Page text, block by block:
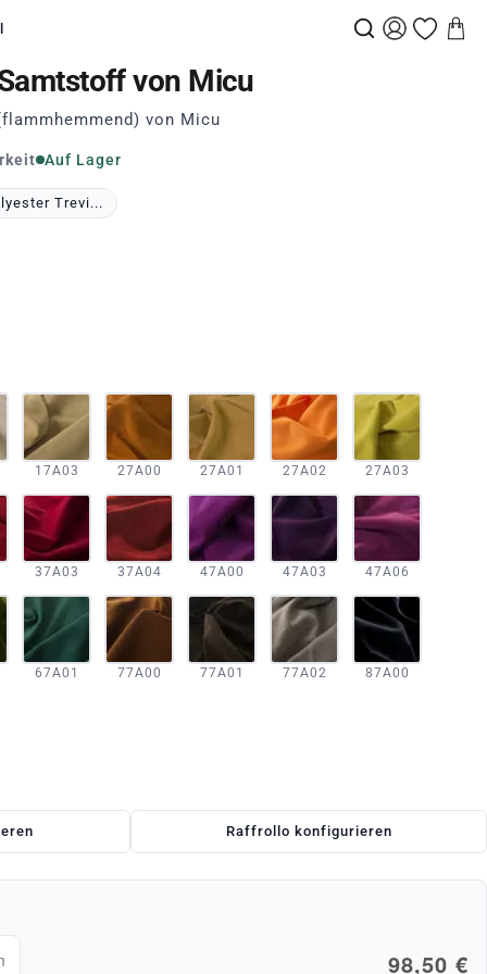
von Micu
von Micu
Auf Lager
Trevi...
17A03 27A00 27A01 27A02 27A03
37A03 37A04 47A00 47A03 47A06
67A01 77A00 77A01 77A02 87A00
Raffrollo konfigurieren
98,50 €